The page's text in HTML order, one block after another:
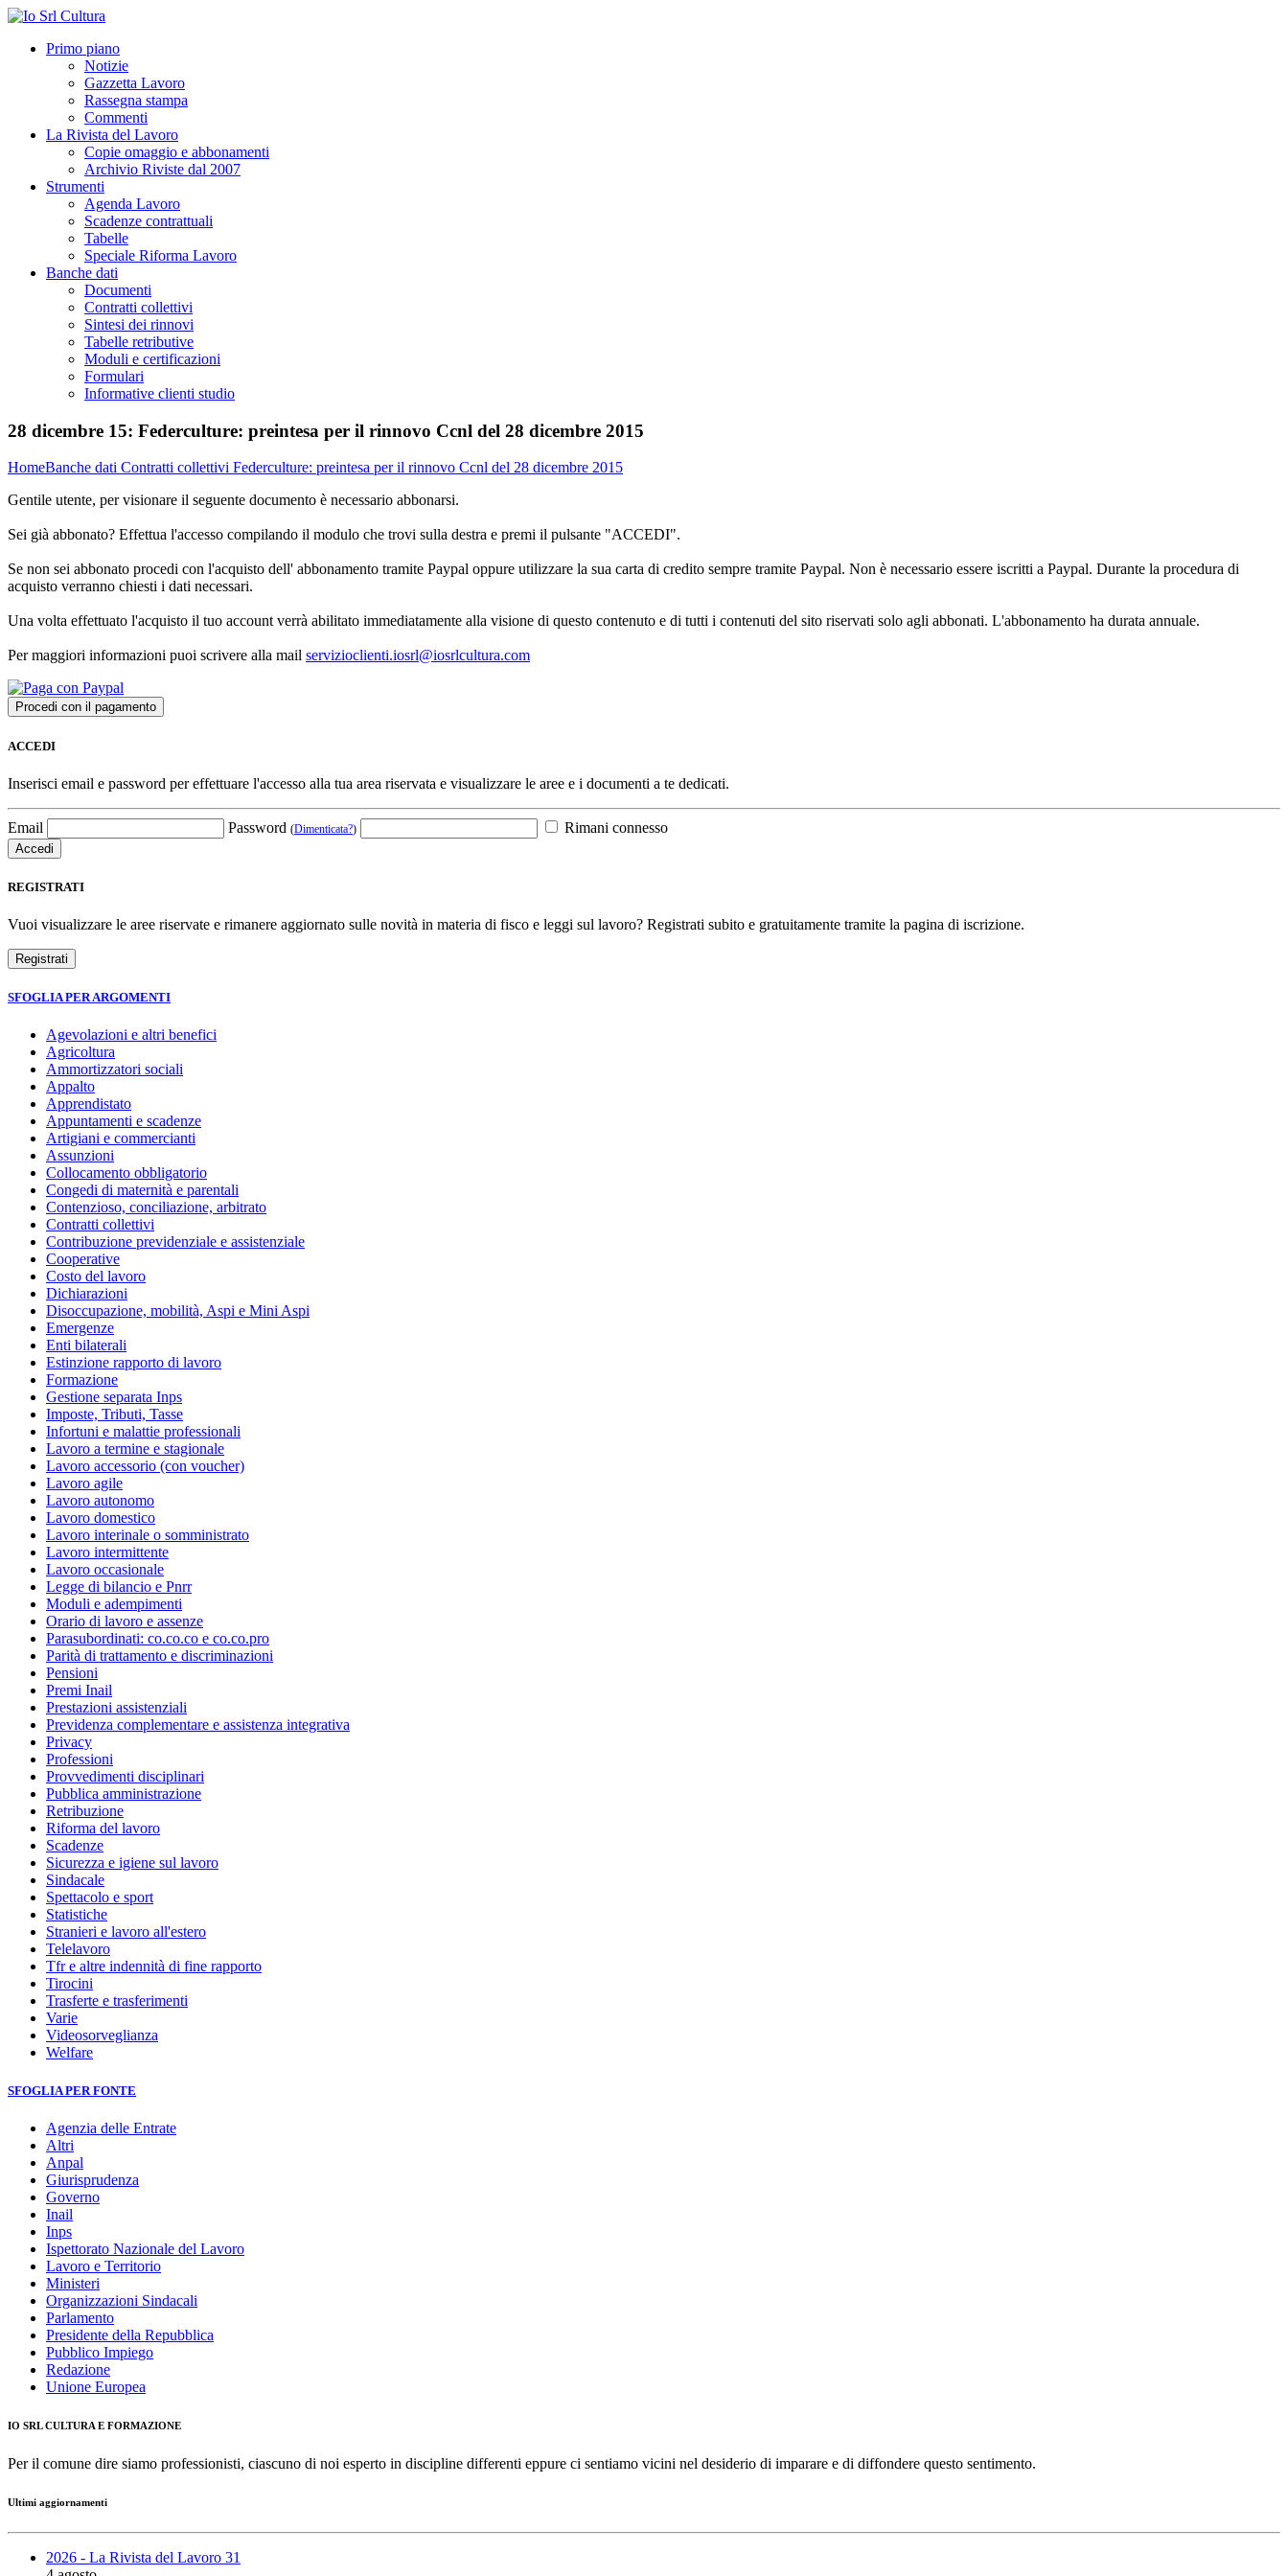
Primo piano
Notizie
Gazzetta Lavoro
Rassegna stampa
Commenti
La Rivista del Lavoro
Copie omaggio e abbonamenti
Archivio Riviste dal 2007
Strumenti
Agenda Lavoro
Scadenze contrattuali
Tabelle
Speciale Riforma Lavoro
Banche dati
Documenti
Contratti collettivi
Sintesi dei rinnovi
Tabelle retributive
Moduli e certificazioni
Formulari
Informative clienti studio
28 dicembre 15: Federculture: preintesa per il rinnovo Ccnl del 28 dicembre 2015
HomeBanche dati Contratti collettivi Federculture: preintesa per il rinnovo Ccnl del 28 dicembre 2015
Gentile utente, per visionare il seguente documento è necessario abbonarsi.
Sei già abbonato? Effettua l'accesso compilando il modulo che trovi sulla destra e premi il pulsante "ACCEDI".
Se non sei abbonato procedi con l'acquisto dell' abbonamento tramite Paypal oppure utilizzare la sua carta di credito sempre tramite Paypal. Non è necessario essere iscritti a Paypal. Durante la procedura di
acquisto verranno chiesti i dati necessari.
Una volta effettuato l'acquisto il tuo account verrà abilitato immediatamente alla visione di questo contenuto e di tutti i contenuti del sito riservati solo agli abbonati. L'abbonamento ha durata annuale.
Per maggiori informazioni puoi scrivere alla mail servizioclienti.iosrl@iosrlcultura.com
ACCEDI
Inserisci email e password per effettuare l'accesso alla tua area riservata e visualizzare le aree e i documenti a te dedicati.
Email Password (Dimenticata?) Rimani connesso
REGISTRATI
Vuoi visualizzare le aree riservate e rimanere aggiornato sulle novità in materia di fisco e leggi sul lavoro? Registrati subito e gratuitamente tramite la pagina di iscrizione.
SFOGLIA PER ARGOMENTI
Agevolazioni e altri benefici
Agricoltura
Ammortizzatori sociali
Appalto
Apprendistato
Appuntamenti e scadenze
Artigiani e commercianti
Assunzioni
Collocamento obbligatorio
Congedi di maternità e parentali
Contenzioso, conciliazione, arbitrato
Contratti collettivi
Contribuzione previdenziale e assistenziale
Cooperative
Costo del lavoro
Dichiarazioni
Disoccupazione, mobilità, Aspi e Mini Aspi
Emergenze
Enti bilaterali
Estinzione rapporto di lavoro
Formazione
Gestione separata Inps
Imposte, Tributi, Tasse
Infortuni e malattie professionali
Lavoro a termine e stagionale
Lavoro accessorio (con voucher)
Lavoro agile
Lavoro autonomo
Lavoro domestico
Lavoro interinale o somministrato
Lavoro intermittente
Lavoro occasionale
Legge di bilancio e Pnrr
Moduli e adempimenti
Orario di lavoro e assenze
Parasubordinati: co.co.co e co.co.pro
Parità di trattamento e discriminazioni
Pensioni
Premi Inail
Prestazioni assistenziali
Previdenza complementare e assistenza integrativa
Privacy
Professioni
Provvedimenti disciplinari
Pubblica amministrazione
Retribuzione
Riforma del lavoro
Scadenze
Sicurezza e igiene sul lavoro
Sindacale
Spettacolo e sport
Statistiche
Stranieri e lavoro all'estero
Telelavoro
Tfr e altre indennità di fine rapporto
Tirocini
Trasferte e trasferimenti
Varie
Videosorveglianza
Welfare
SFOGLIA PER FONTE
Agenzia delle Entrate
Altri
Anpal
Giurisprudenza
Governo
Inail
Inps
Ispettorato Nazionale del Lavoro
Lavoro e Territorio
Ministeri
Organizzazioni Sindacali
Parlamento
Presidente della Repubblica
Pubblico Impiego
Redazione
Unione Europea
IO SRL CULTURA E FORMAZIONE
Per il comune dire siamo professionisti, ciascuno di noi esperto in discipline differenti eppure ci sentiamo vicini nel desiderio di imparare e di diffondere questo sentimento.
Ultimi aggiornamenti
2026 - La Rivista del Lavoro 31